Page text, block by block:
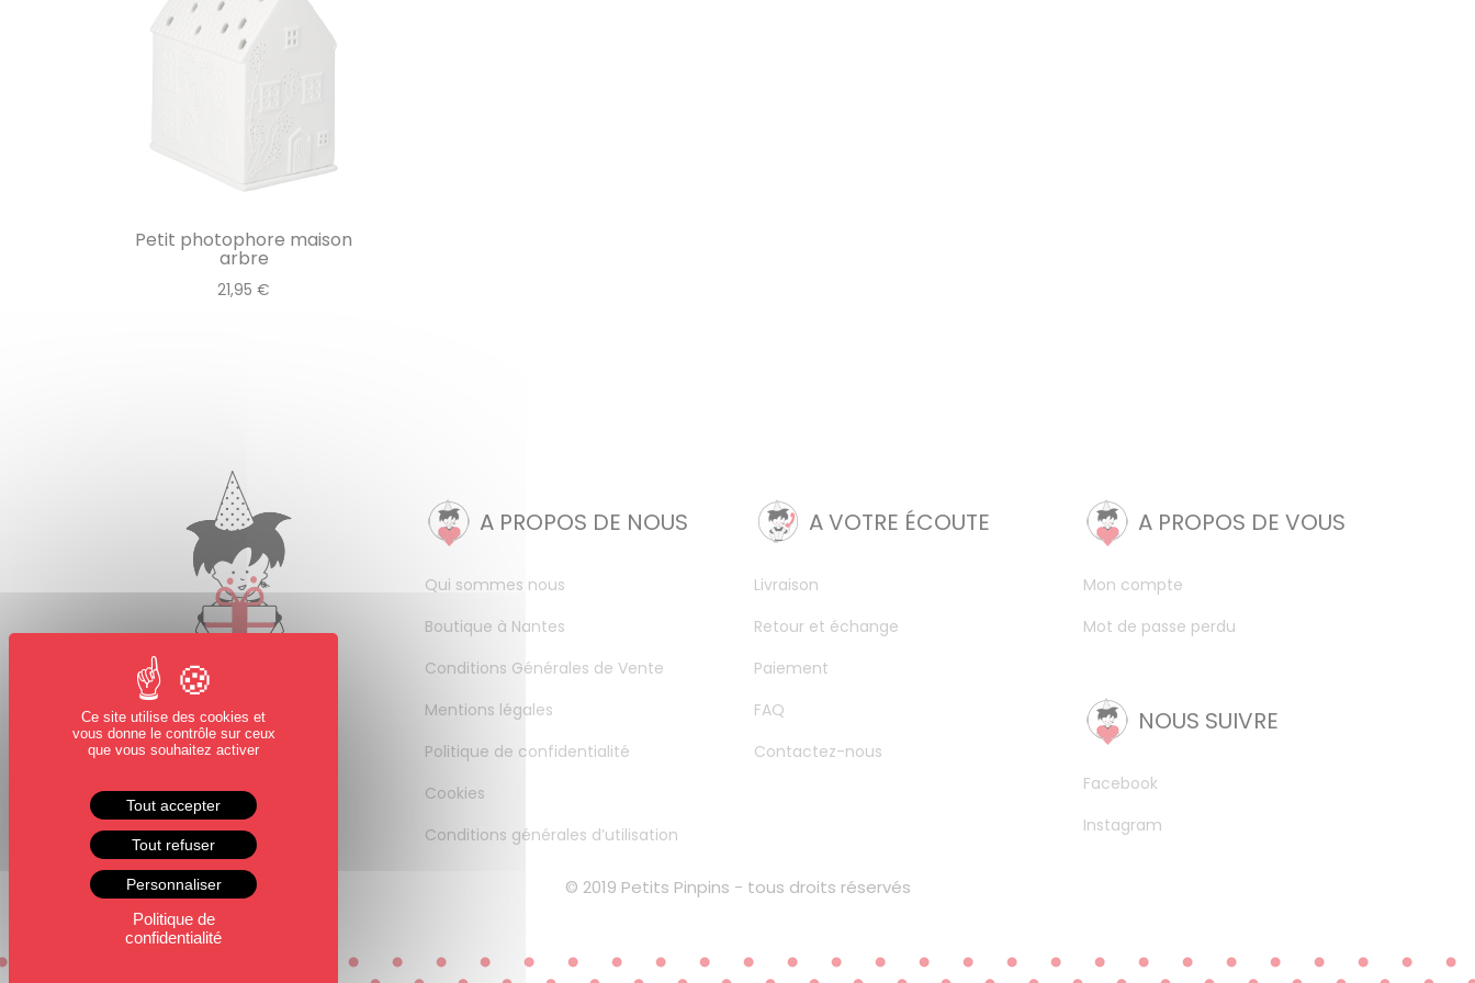
Petit photophore maison
arbre
21,95 €
A PROPOS DE NOUS
Qui sommes nous
Boutique à Nantes
Conditions Générales de Vente
Mentions légales
Politique de confidentialité
Cookies
Conditions générales d’utilisation
A VOTRE ÉCOUTE
Livraison
Retour et échange
Paiement
FAQ
Contactez-nous
A PROPOS DE VOUS
Mon compte
Mot de passe perdu
NOUS SUIVRE
Facebook
Instagram
© 2019 Petits Pinpins - tous droits réservés
Ce site utilise des cookies et
vous donne le contrôle sur ceux
que vous souhaitez activer
Tout accepter
Tout refuser
Personnaliser
Politique de
confidentialité